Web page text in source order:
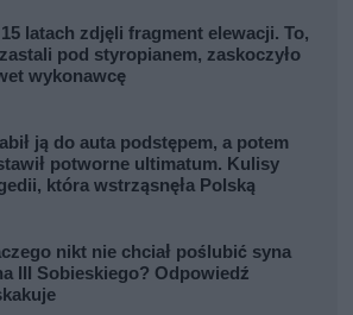
latach zdjęli fragment elewacji. To,
pod styropianem, zaskoczyło
wykonawcę
ją do auta podstępem, a potem
potworne ultimatum. Kulisy
która wstrząsnęła Polską
nikt nie chciał poślubić syna
III Sobieskiego? Odpowiedź